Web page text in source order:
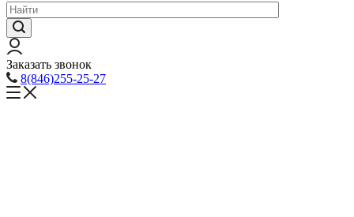
Заказать звонок
8(846)255-25-27